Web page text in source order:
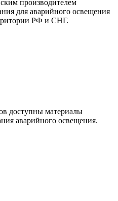
производителем
для аварийного освещения
РФ и СНГ.
доступны материалы
аварийного освещения.